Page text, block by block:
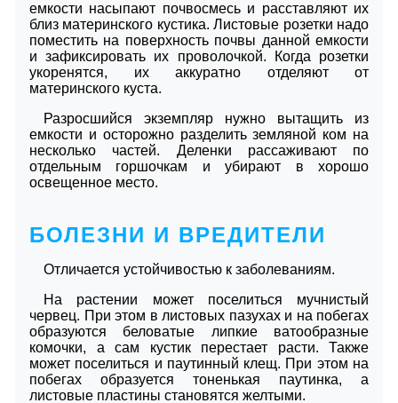
емкости насыпают почвосмесь и расставляют их
близ материнского кустика. Листовые розетки надо
поместить на поверхность почвы данной емкости
и зафиксировать их проволочкой. Когда розетки
укоренятся, их аккуратно отделяют от
материнского куста.
Разросшийся экземпляр нужно вытащить из
емкости и осторожно разделить земляной ком на
несколько частей. Деленки рассаживают по
отдельным горшочкам и убирают в хорошо
освещенное место.
БОЛЕЗНИ И ВРЕДИТЕЛИ
Отличается устойчивостью к заболеваниям.
На растении может поселиться мучнистый
червец. При этом в листовых пазухах и на побегах
образуются беловатые липкие ватообразные
комочки, а сам кустик перестает расти. Также
может поселиться и паутинный клещ. При этом на
побегах образуется тоненькая паутинка, а
листовые пластины становятся желтыми.